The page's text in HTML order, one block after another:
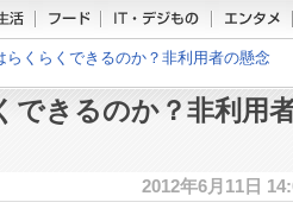
らくらくできるのか？非利用者の懸念
できるのか？非利用
2012年6月11日